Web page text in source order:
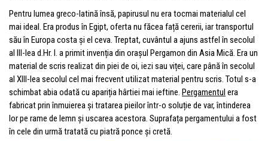
Pentru lumea greco-latină însă, papirusul nu era tocmai materialul cel
mai ideal. Era produs în Egipt, oferta nu făcea față cererii, iar transportul
său în Europa costa și el ceva. Treptat, cuvântul a ajuns astfel în secolul
al III-lea d.Hr. l. a primit invenția din orașul Pergamon din Asia Mică. Era un
material de scris realizat din piei de oi, iezi sau viței, care până în secolul
al XIII-lea secolul cel mai frecvent utilizat material pentru scris. Totul s-a
schimbat abia odată cu apariția hârtiei mai ieftine. Pergamentul era
fabricat prin înmuierea și tratarea pieilor într-o soluție de var, întinderea
lor pe rame de lemn și uscarea acestora. Suprafața pergamentului a fost
în cele din urmă tratată cu piatră ponce și cretă.